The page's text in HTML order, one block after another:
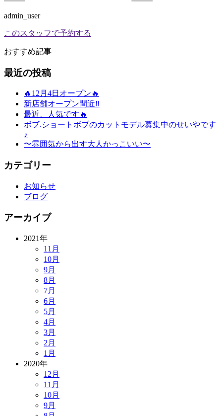
admin_user
このスタッフで予約する
おすすめ記事
最近の投稿
🔥12月4日オープン🔥
新店舗オープン間近‼️
最近、人気です🔥
ボブ.ショートボブのカットモデル募集中のせいやです
♪
〜雰囲気から出す大人かっこいい〜
カテゴリー
お知らせ
ブログ
アーカイブ
2021年
11月
10月
9月
8月
7月
6月
5月
4月
3月
2月
1月
2020年
12月
11月
10月
9月